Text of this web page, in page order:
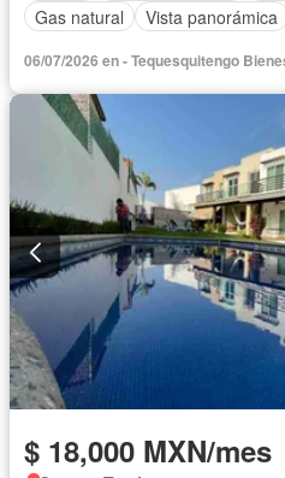
Gas natural
Vista panorámica
06/07/2026 en - Tequesquitengo
$ 18,000 MXN/mes